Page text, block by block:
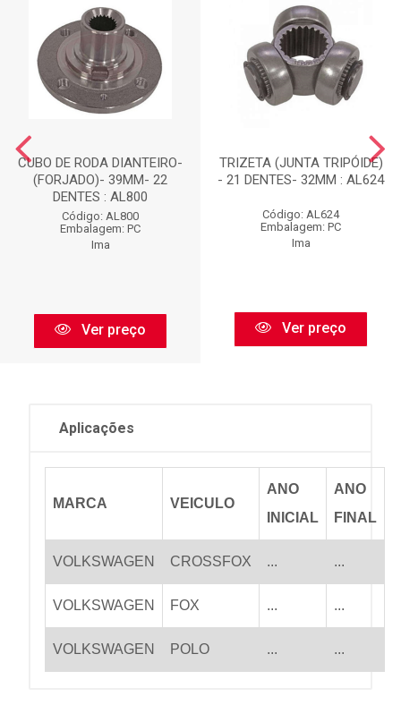
CUBO DE RODA DIANTEIRO-
(FORJADO)- 39MM- 22
DENTES : AL800
Código: AL800
Embalagem: PC
Ima
Ver preço
TRIZETA (JUNTA TRIPÓIDE)
- 21 DENTES- 32MM : AL624
Código: AL624
Embalagem: PC
Ima
Ver preço
Aplicações
MARCA VEICULO
ANO
INICIAL
ANO
FINAL
VOLKSWAGEN CROSSFOX ... ...
VOLKSWAGEN FOX ... ...
VOLKSWAGEN POLO ... ...